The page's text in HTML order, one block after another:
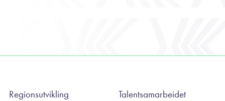
Regionsutvikling Talentsamarbeidet